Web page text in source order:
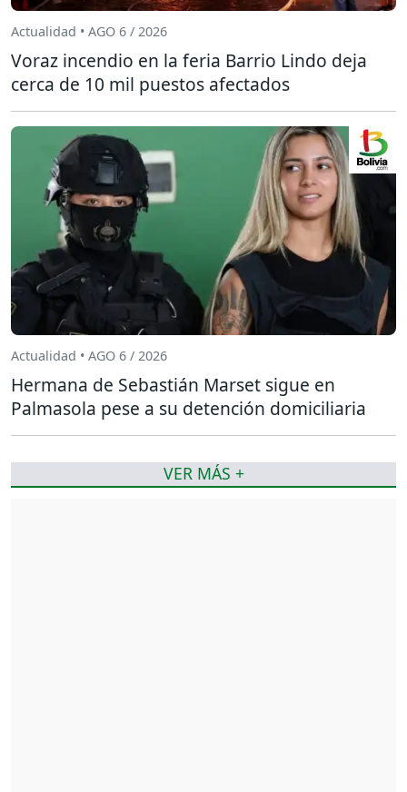
Actualidad • AGO 6 / 2026
Voraz incendio en la feria Barrio Lindo deja
cerca de 10 mil puestos afectados
Actualidad • AGO 6 / 2026
Hermana de Sebastián Marset sigue en
Palmasola pese a su detención domiciliaria
VER MÁS +